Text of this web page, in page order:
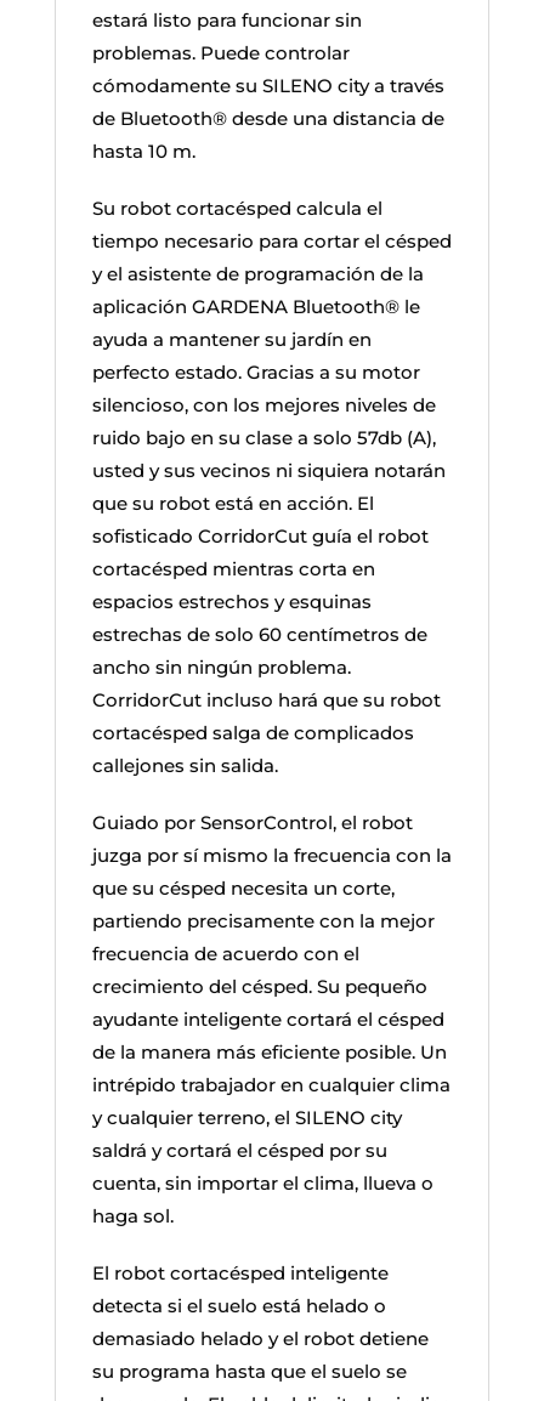
estará listo para funcionar sin
problemas. Puede controlar
cómodamente su SILENO city a través
de Bluetooth® desde una distancia de
hasta 10 m.
Su robot cortacésped calcula el
tiempo necesario para cortar el césped
y el asistente de programación de la
aplicación GARDENA Bluetooth® le
ayuda a mantener su jardín en
perfecto estado. Gracias a su motor
silencioso, con los mejores niveles de
ruido bajo en su clase a solo 57db (A),
usted y sus vecinos ni siquiera notarán
que su robot está en acción. El
sofisticado CorridorCut guía el robot
cortacésped mientras corta en
espacios estrechos y esquinas
estrechas de solo 60 centímetros de
ancho sin ningún problema.
CorridorCut incluso hará que su robot
cortacésped salga de complicados
callejones sin salida.
Guiado por SensorControl, el robot
juzga por sí mismo la frecuencia con la
que su césped necesita un corte,
partiendo precisamente con la mejor
frecuencia de acuerdo con el
crecimiento del césped. Su pequeño
ayudante inteligente cortará el césped
de la manera más eficiente posible. Un
intrépido trabajador en cualquier clima
y cualquier terreno, el SILENO city
saldrá y cortará el césped por su
cuenta, sin importar el clima, llueva o
haga sol.
El robot cortacésped inteligente
detecta si el suelo está helado o
demasiado helado y el robot detiene
su programa hasta que el suelo se